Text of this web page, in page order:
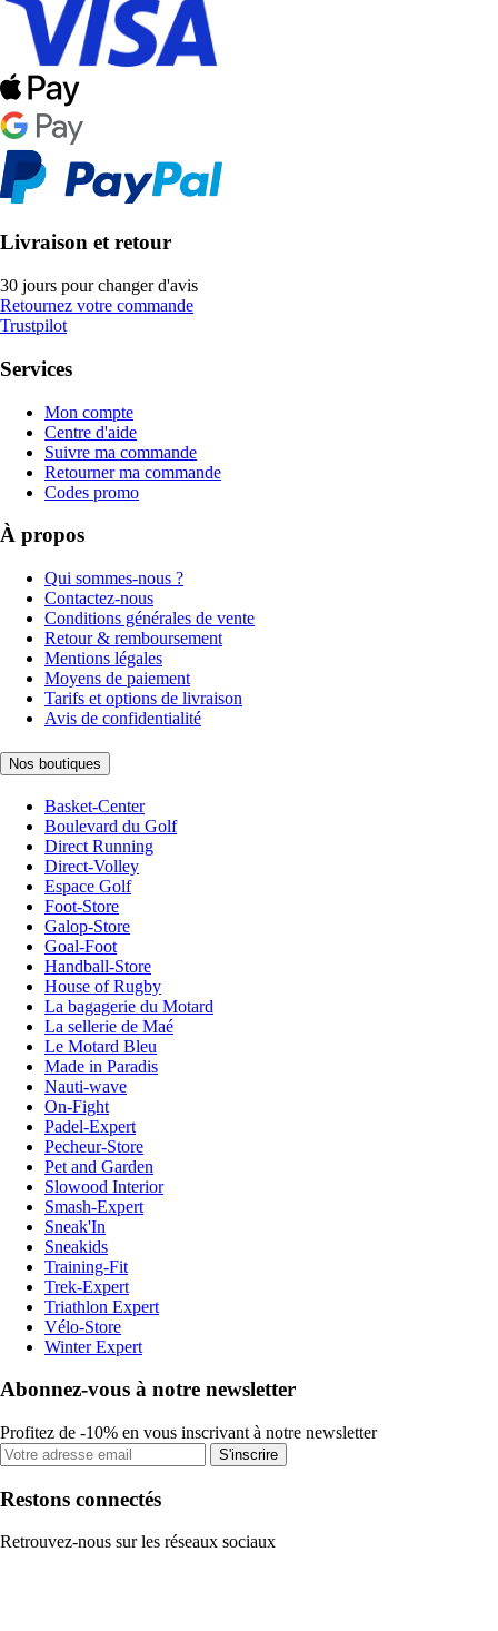
Livraison et retour
30 jours pour changer d'avis
Retournez votre commande
Trustpilot
Services
Mon compte
Centre d'aide
Suivre ma commande
Retourner ma commande
Codes promo
À propos
Qui sommes-nous ?
Contactez-nous
Conditions générales de vente
Retour & remboursement
Mentions légales
Moyens de paiement
Tarifs et options de livraison
Avis de confidentialité
Nos boutiques
Basket-Center
Boulevard du Golf
Direct Running
Direct-Volley
Espace Golf
Foot-Store
Galop-Store
Goal-Foot
Handball-Store
House of Rugby
La bagagerie du Motard
La sellerie de Maé
Le Motard Bleu
Made in Paradis
Nauti-wave
On-Fight
Padel-Expert
Pecheur-Store
Pet and Garden
Slowood Interior
Smash-Expert
Sneak'In
Sneakids
Training-Fit
Trek-Expert
Triathlon Expert
Vélo-Store
Winter Expert
Abonnez-vous à notre newsletter
Profitez de -10% en vous inscrivant à notre newsletter
S'inscrire
Restons connectés
Retrouvez-nous sur les réseaux sociaux